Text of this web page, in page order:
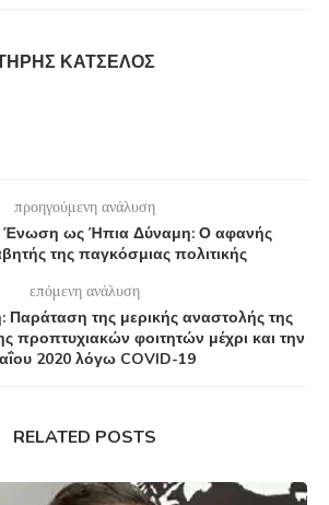
ΚΑΤΣΈΛΟΣ
προηγούμενη ανάλυση
Ένωση ως Ήπια Δύναμη: Ο αφανής
της παγκόσμιας πολιτικής
επόμενη ανάλυση
Παράταση της μερικής αναστολής της
προπτυχιακών φοιτητών μέχρι και την
2020 λόγω COVID-19
RELATED POSTS